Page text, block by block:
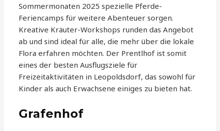
Sommermonaten 2025 spezielle Pferde-
Feriencamps für weitere Abenteuer sorgen.
Kreative Kräuter-Workshops runden das Angebot
ab und sind ideal für alle, die mehr über die lokale
Flora erfahren möchten. Der Prentlhof ist somit
eines der besten Ausflugsziele für
Freizeitaktivitäten in Leopoldsdorf, das sowohl für
Kinder als auch Erwachsene einiges zu bieten hat.
Grafenhof